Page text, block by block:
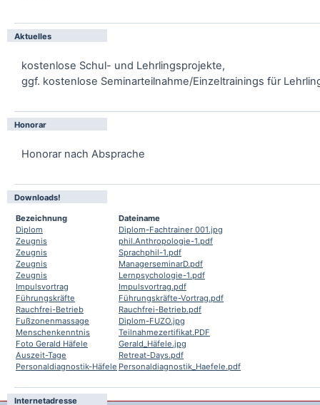
Aktuelles
kostenlose Schul- und Lehrlingsprojekte,
ggf. kostenlose Seminarteilnahme/Einzeltrainings für
Honorar
Honorar nach Absprache
Downloads!
Bezeichnung
Dateiname
Diplom
Diplom-Fachtrainer 001.jpg
Zeugnis
phil.Anthropologie-1.pdf
Zeugnis
Sprachphil-1.pdf
Zeugnis
ManagerseminarD.pdf
Zeugnis
Lernpsychologie-1.pdf
Impulsvortrag
Impulsvortrag.pdf
Führungskräfte
Führungskräfte-Vortrag.pdf
Rauchfrei-Betrieb
Rauchfrei-Betrieb.pdf
Fußzonenmassage
Diplom-FUZO.jpg
Menschenkenntnis
Teilnahmezertifikat.PDF
Foto Gerald Häfele
Gerald_Häfele.jpg
Auszeit-Tage
Retreat-Days.pdf
Personaldiagnostik-Häfele Personaldiagnostik_Haefele.pdf
Internetadresse